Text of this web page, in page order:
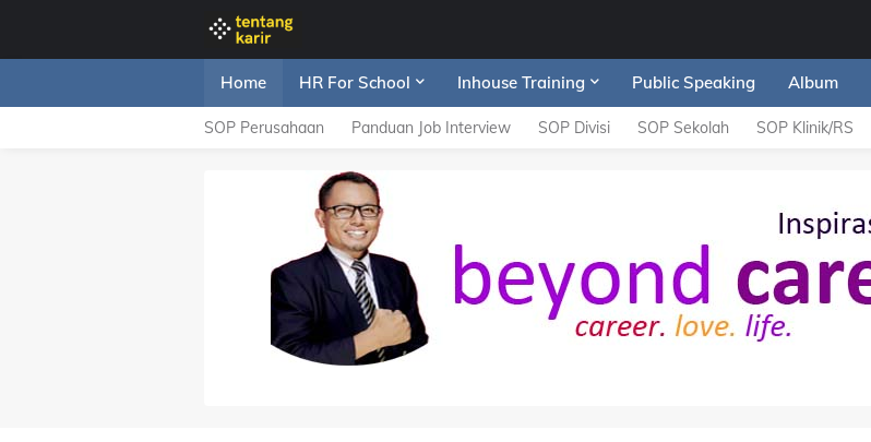
Home HR For School Inhouse Training Public Speaking Album
SOP Perusahaan Panduan Job Interview SOP Divisi SOP Sekolah SOP Klinik/RS